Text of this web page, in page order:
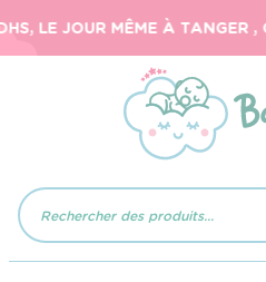
LE JOUR MÊME À TANGER ,
Recherche
de
produits